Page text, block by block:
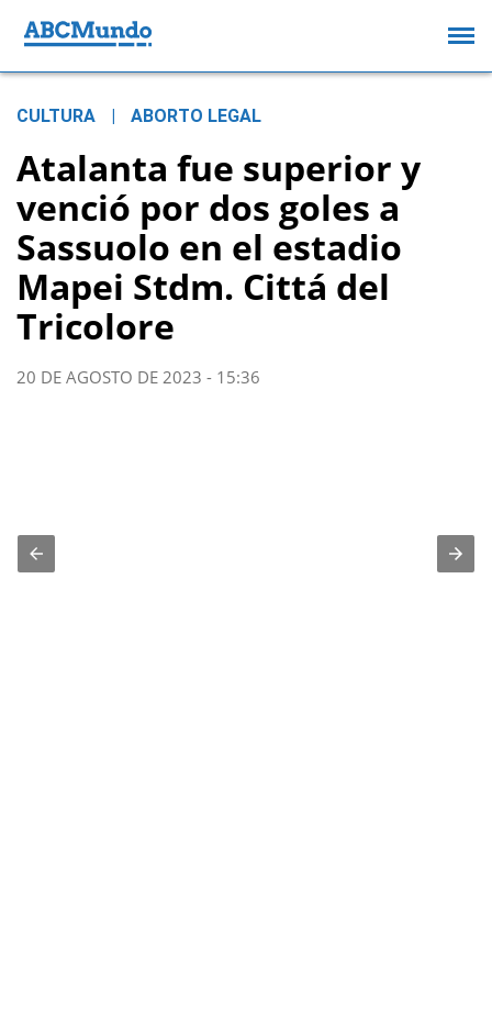
CULTURA ABORTO LEGAL
Atalanta fue superior y
venció por dos goles a
Sassuolo en el estadio
Mapei Stdm. Cittá del
Tricolore
20 DE AGOSTO DE 2023 - 15:36